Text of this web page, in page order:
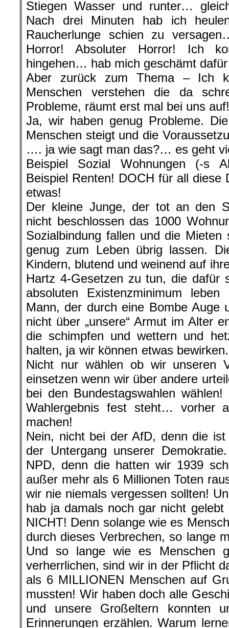
Stiegen Wasser und runter…
Nach drei Minuten hab ich
Raucherlunge schien zu
Horror! Absoluter Horror! Ich
hingehen… hab mich geschämt
Aber zurück zum Thema – Ich
Menschen verstehen die da
Probleme, räumt erst mal bei uns
Ja, wir haben genug Probleme.
Menschen steigt und die
…. ja wie sagt man das?… es geht
Beispiel Sozial Wohnungen (-s
Beispiel Renten! DOCH für all diese
etwas!
Der kleine Junge, der tot an den
nicht beschlossen das 1000
Sozialbindung fallen und die
genug zum Leben übrig lassen.
Kindern, blutend und weinend auf
Hartz 4-Gesetzen zu tun, die dafür
absoluten Existenzminimum
Mann, der durch eine Bombe Auge
nicht über „unsere“ Armut im Alter
die schimpfen und wettern und
halten, ja wir können etwas
Nicht nur wählen ob wir unseren
einsetzen wenn wir über andere
bei den Bundestagswahlen
Wahlergebnis fest steht… vorher
machen!
Nein, nicht bei der AfD, denn die
der Untergang unserer
NPD, denn die hatten wir 1939
außer mehr als 6 Millionen Toten
wir nie niemals vergessen sollten!
hab ja damals noch gar nicht gelebt
NICHT! Denn solange wie es
durch dieses Verbrechen, so lange
Und so lange wie es Menschen
verherrlichen, sind wir in der Pflicht
als 6 MILLIONEN Menschen auf
mussten! Wir haben doch alle
und unsere Großeltern konnten
Erinnerungen erzählen. Warum